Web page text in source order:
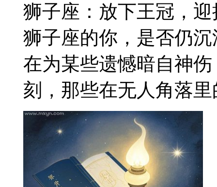
狮子座：放下王冠，
狮子座的你，是否仍
在为某些遗憾暗自神
刻，那些在无人角落